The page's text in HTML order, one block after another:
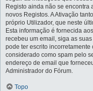
Registo ainda não se encontra
novos Registos. A Ativação
próprio Utilizador, que neste
Esta informação é fornecida
recebeu um email, siga as
pode ter escrito
considerado como spam pelo
endereço de email que
Administrador do Fórum.
Topo